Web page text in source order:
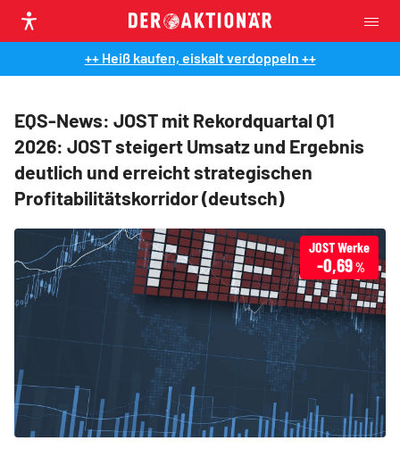
++ Heiß kaufen, eiskalt verdoppeln ++
EQS-News: JOST mit Rekordquartal Q1
2026: JOST steigert Umsatz und Ergebnis
deutlich und erreicht strategischen
Profitabilitätskorridor (deutsch)
JOST Werke
-0,69%